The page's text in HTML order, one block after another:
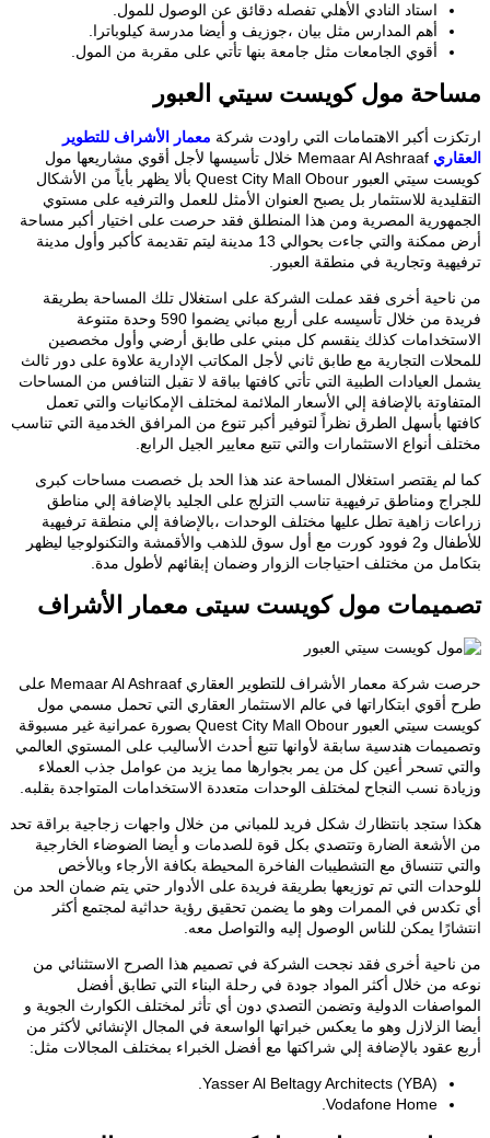
استاد النادي الأهلي تفصله دقائق عن الوصول للمول.
أهم المدارس مثل بيان ،جوزيف و أيضا مدرسة كيلوباترا.
أقوي الجامعات مثل جامعة بنها تأتي على مقربة من المول.
مول كويست سيتي العبور
أكبر الاهتمامات التي راودت شركةمعمار الأشراف للتطوير
Memaar Al Ashraaf خلال تأسيسها لأجل أقوي مشاريعها مول
كويست سيتي العبور Quest City Mall Obour بألا يظهر بأياً من الأشكال
للاستثمار بل يصبح العنوان الأمثل للعمل والترفيه على مستوي
المصرية ومن هذا المنطلق فقد حرصت على اختيار أكبر مساحة
أرض ممكنة والتي جاءت بحوالي 13 مدينة ليتم تقديمة كأكبر وأول مدينة
وتجارية في منطقة العبور.
أخرى فقد عملت الشركة على استغلال تلك المساحة بطريقة
فريدة من خلال تأسيسه على أربع مباني يضموا 590 وحدة متنوعة
كذلك ينقسم كل مبني على طابق أرضي وأول مخصصين
التجارية مع طابق ثاني لأجل المكاتب الإدارية علاوة على دور ثالث
العيادات الطبية التي تأتي كافتها بباقة لا تقبل التنافس من المساحات
بالإضافة إلي الأسعار الملائمة لمختلف الإمكانيات والتي تعمل
بأسهل الطرق نظراً لتوفير أكبر تنوع من المرافق الخدمية التي تناسب
أنواع الاستثمارات والتي تتبع معايير الجيل الرابع.
يقتصر استغلال المساحة عند هذا الحد بل خصصت مساحات كبرى
ومناطق ترفيهية تناسب التزلج على الجليد بالإضافة إلي مناطق
زاهية تطل عليها مختلف الوحدات ،بالإضافة إلي منطقة ترفيهية
للأطفال و2 فوود كورت مع أول سوق للذهب والأقمشة والتكنولوجيا ليظهر
من مختلف احتياجات الزوار وضمان إبقائهم لأطول مدة.
مول كويست سيتى معمار الأشراف
شركة معمار الأشراف للتطوير العقاري
Memaar Al Ashraaf على
ابتكاراتها في عالم الاستثمار العقاري التي تحمل مسمي مول
كويست سيتي العبور Quest City Mall Obour بصورة عمرانية غير مسبوقة
هندسية سابقة لأوانها تتبع أحدث الأساليب على المستوي العالمي
تسحر أعين كل من يمر بجوارها مما يزيد من عوامل جذب العملاء
نسب النجاح لمختلف الوحدات متعددة الاستخدامات المتواجدة بقلبه.
ستجد بانتظارك شكل فريد للمباني من خلال واجهات زجاجية براقة تحد
الضارة وتتصدي بكل قوة للصدمات و أيضا الضوضاء الخارجية
تتنساق مع التشطيبات الفاخرة المحيطة بكافة الأرجاء وبالأخص
التي تم توزيعها بطريقة فريدة على الأدوار حتي يتم ضمان الحد من
في الممرات وهو ما يضمن تحقيق رؤية حداثية لمجتمع أكثر
يمكن للناس الوصول إليه والتواصل معه.
أخرى فقد نجحت الشركة في تصميم هذا الصرح الاستثنائي من
من خلال أكثر المواد جودة في رحلة البناء التي تطابق أفضل
الدولية وتضمن التصدي دون أي تأثر لمختلف الكوارث الجوية و
الزلازل وهو ما يعكس خبراتها الواسعة في المجال الإنشائي لأكثر من
عقود بالإضافة إلي شراكتها مع أفضل الخبراء بمختلف المجالات مثل:
Vodafone Home.